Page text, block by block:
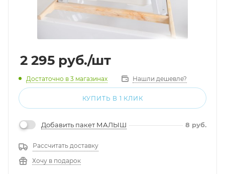
2 295 руб./шт
Достаточно в 3 магазинах Нашли дешевле?
КУПИТЬ В 1 КЛИК
Добавить пакет МАЛЫШ 8 руб.
Рассчитать доставку
Хочу в подарок